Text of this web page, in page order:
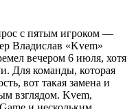
с пятым игроком —
Владислав «Kvem»
вечером 6 июля, хотя
Для команды, которая
вот такая замена и
взглядом. Kvem,